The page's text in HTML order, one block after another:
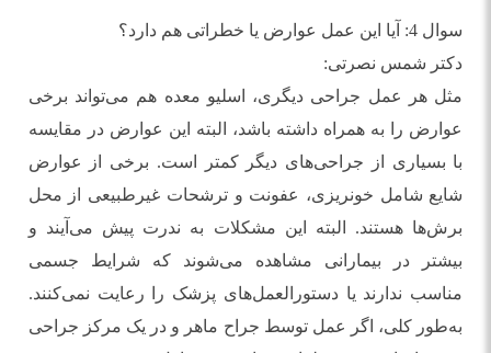
سوال 4: آیا این عمل عوارض یا خطراتی هم دارد؟
دکتر شمس نصرتی:
مثل هر عمل جراحی دیگری، اسلیو معده هم می‌تواند برخی
عوارض را به همراه داشته باشد، البته این عوارض در مقایسه
با بسیاری از جراحی‌های دیگر کمتر است. برخی از عوارض
شایع شامل خونریزی، عفونت و ترشحات غیرطبیعی از محل
برش‌ها هستند. البته این مشکلات به ندرت پیش می‌آیند و
بیشتر در بیمارانی مشاهده می‌شوند که شرایط جسمی
مناسب ندارند یا دستورالعمل‌های پزشک را رعایت نمی‌کنند.
به‌طور کلی، اگر عمل توسط جراح ماهر و در یک مرکز جراحی